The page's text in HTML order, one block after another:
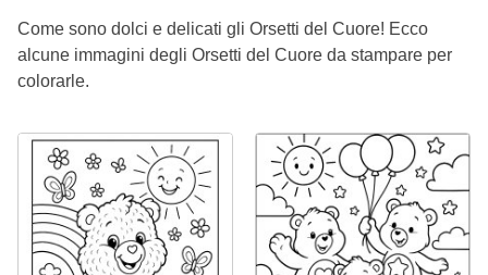
Come sono dolci e delicati gli Orsetti del Cuore! Ecco
alcune immagini degli Orsetti del Cuore da stampare per
colorarle.